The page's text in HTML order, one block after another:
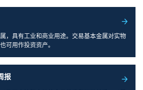
，具有工业和商业用途。交易基本金属对实物
可用作投资资产。
报